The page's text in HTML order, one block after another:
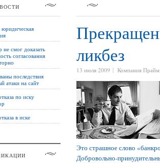
ликбез
13 июля 2009 Компания
Это страшное слово
Добровольно-
юридическая
не смог доказать
согласования
последствия
атаки на сайт
по иску
в иске